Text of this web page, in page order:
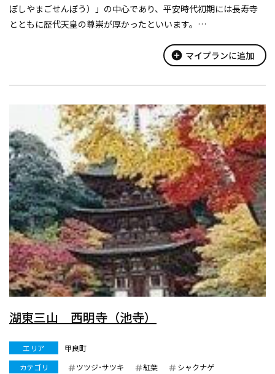
ぼしやまごせんぼう）」の中心であり、平安時代初期には長寿寺
とともに歴代天皇の尊崇が厚かったといいます。
きな本堂がどっしりと立ち、古寺らしい落ち着い...
add_circle マイプランに追加
湖東三山 西明寺（池寺）
エリア
甲良町
カテゴリ
ツツジ･サツキ 紅葉
シャクナゲ